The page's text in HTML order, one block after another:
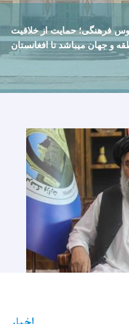
فرهنگی؛ حمایت از خلاقيت
و جهان ميباشد تا افغانستان